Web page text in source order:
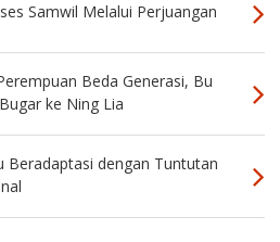
Samwil Melalui Perjuangan
Beda Generasi, Bu
ke Ning Lia
Beradaptasi dengan Tuntutan